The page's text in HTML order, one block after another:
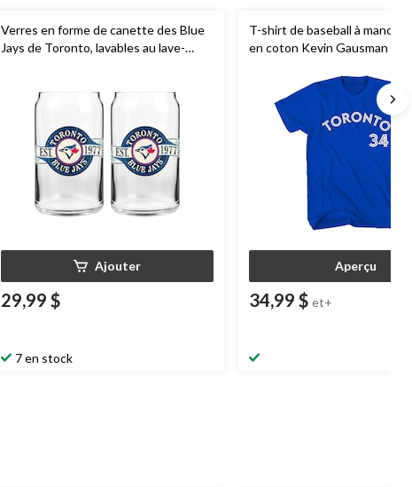
Verres en forme de canette des Blue
Jays de Toronto, lavables au lave-
Ajouter
29,99 $
7 en stock
T-shirt de baseball à
en coton Kevin Gausman
Aperçu
34,99 $ et+